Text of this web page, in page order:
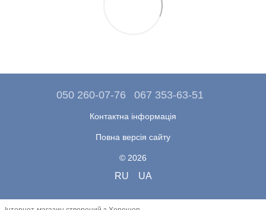
050 260-07-76 067 353-63-51
Контактна інформація
Повна версія сайту
© 2026
RU UA